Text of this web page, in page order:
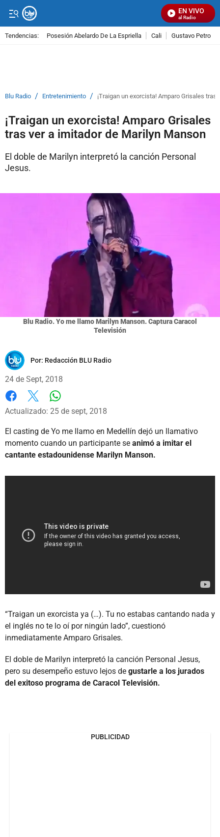
EN VIVO
Señal Visual Radio
Tendencias: Posesión Abelardo De La Espriella Cali Gustavo Petro
Blu Radio / Entretenimiento / ¡Traigan un exorcista! Amparo Grisales
¡Traigan un exorcista! Amparo Grisales
tras ver a imitador de Marilyn Manson
El doble de Marilyn interpretó la canción Personal
Jesus.
Blu Radio. Yo me llamo Marilyn Manson. Captura Caracol
Televisión
Por: Redacción BLU Radio
24 de Sept, 2018
Facebook
X
Actualizado: 25 de sept, 2018
El casting de Yo me llamo en Medellín dejó un llamativo
momento cuando un participante se animó a imitar el
cantante estadounidense Marilyn Manson.
“Traigan un exorcista ya (…). Tu no estabas cantando nada y
el inglés no te lo oí por ningún lado”, cuestionó
inmediatamente Amparo Grisales.
El doble de Marilyn interpretó la canción Personal Jesus,
pero su desempeño estuvo lejos de gustarle a los jurados
del exitoso programa de Caracol Televisión.
PUBLICIDAD